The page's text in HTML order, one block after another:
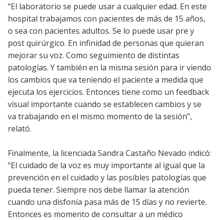
“El laboratorio se puede usar a cualquier edad. En este
hospital trabajamos con pacientes de más de 15 años,
o sea con pacientes adultos. Se lo puede usar pre y
post quirúrgico. En infinidad de personas que quieran
mejorar su voz. Como seguimiento de distintas
patologías. Y también en la misma sesión para ir viendo
los cambios que va teniendo el paciente a medida que
ejecuta los ejercicios. Entonces tiene como un feedback
visual importante cuando se establecen cambios y se
va trabajando en el mismo momento de la sesión”,
relató.
Finalmente, la licenciada Sandra Castaño Nevado indicó:
“El cuidado de la voz es muy importante al igual que la
prevención en el cuidado y las posibles patologías que
pueda tener. Siempre nos debe llamar la atención
cuando una disfonía pasa más de 15 días y no revierte.
Entonces es momento de consultar a un médico